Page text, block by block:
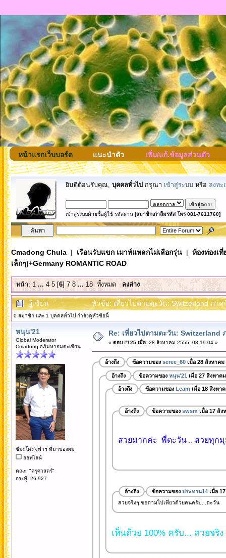
หน้าแรกเว็บบอร์ด แนะนำตัว เพิ่ม/แก้.ข้อมูลส่วนตัว
ยินดีต้อนรับคุณ, บุคคลทั่วไป กรุณา เข้าสู่ระบบ หรือ ลงทะ
เข้าสู่ระบบด้วยชื่อผู้ใช้ รหัสผ่าน [สมาชิกเก่าลืมรหัส โทร 081-7611760]
Cmadong Chula| เรือนรับแขก เมาท์แหลกไม่เลือกรุ่น| ห้องท่องเ
เล็กๆ)+Germany ROMANTIC ROAD
หน้า:1 ... 4 5[6] 7 8 ...18 ทั้งหมด ลงล่าง
ผู้เขียน หัวข้อ: เที่ยวไปตามตะวัน: Switzerland ภาค
0 สมาชิก และ 1 บุคคลทั่วไป กำลังดูหัวข้อนี้
หนุน'21
Global Moderator
Cmadong อภิมหาอมตะเซียน
ซีมะโด่ง'จุฬาฯ ที่มาของผม
ออฟไลน์
คณะ: "ครุศาสตร์"
กระทู้: 26,927
Re: เที่ยวไปตามตะวัน: Switzerland
« ตอบ #125 เมื่อ:28 สิงหาคม 2555, 08:19:04 »
อ้างถึง ข้อความของ seree_60เมื่อ 28 สิงหาคม
อ้างถึง ข้อความของ หนุน'21 เมื่อ 27 สิงหาค
อ้างถึง ข้อความของ Leam เมื่อ 18 สิงหา
อ้างถึง ข้อความของ swsm เมื่อ 17 สิง
สวยมากค่ะ พี่ตะวัน .. สวยทุ
อ้างถึง ข้อความของ ประทาน14เมื่อ
สวยจริงๆ ขอตามไปเที่ยวด้วยคนครับ...ตะวัน
เห็นด้วย 100% ครับ... สวยจริง